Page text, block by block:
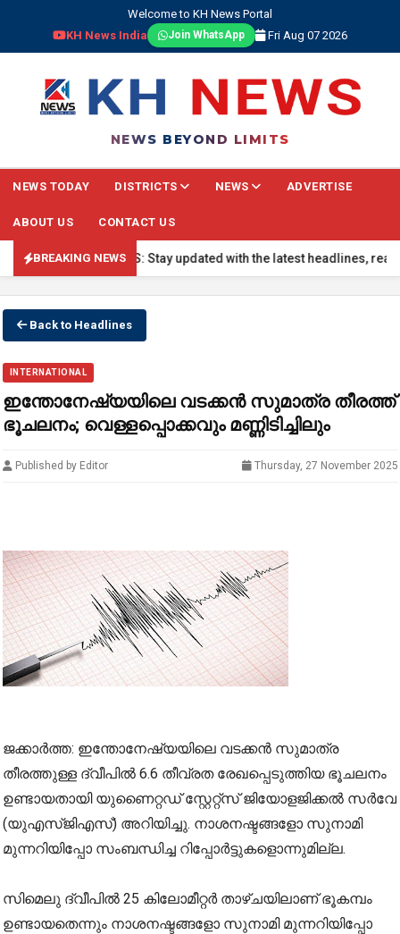
Welcome to KH News Portal
KH News India
Join WhatsApp Fri Aug 07 2026
NEWS BEYOND LIMITS
NEWS TODAY DISTRICTS NEWS ADVERTISE
ABOUT US CONTACT US
BREAKING NEWS
🔴 BREAKING NEWS: Stay updated with the latest headlines,
Back to Headlines
INTERNATIONAL
ഇന്തോനേഷ്യയിലെ വടക്കന്‍ സുമാത്ര തീരത്ത്
ഭൂചലനം; വെള്ളപ്പൊക്കവും മണ്ണിടിച്ചിലും
Published by Editor Thursday, 27 November 2025
ജക്കാര്‍ത്ത: ഇന്തോനേഷ്യയിലെ വടക്കന്‍ സുമാത്ര
തീരത്തുള്ള ദ്വീപില്‍ 6.6 തീവ്രത രേഖപ്പെടുത്തിയ ഭൂചലനം
ഉണ്ടായതായി യുണൈറ്റഡ് സ്റ്റേറ്റ്‌സ് ജിയോളജിക്കല്‍ സര്‍വേ
(യുഎസ്ജിഎസ്) അറിയിച്ചു. നാശനഷ്ടങ്ങളോ സുനാമി
മുന്നറിയിപ്പോ സംബന്ധിച്ച റിപ്പോര്‍ട്ടുകളൊന്നുമില്ല.
സിമെലു ദ്വീപില്‍ 25 കിലോമീറ്റര്‍ താഴ്ചയിലാണ് ഭൂകമ്പം
ഉണ്ടായതെന്നും നാശനഷ്ടങ്ങളോ സുനാമി മുന്നറിയിപ്പോ